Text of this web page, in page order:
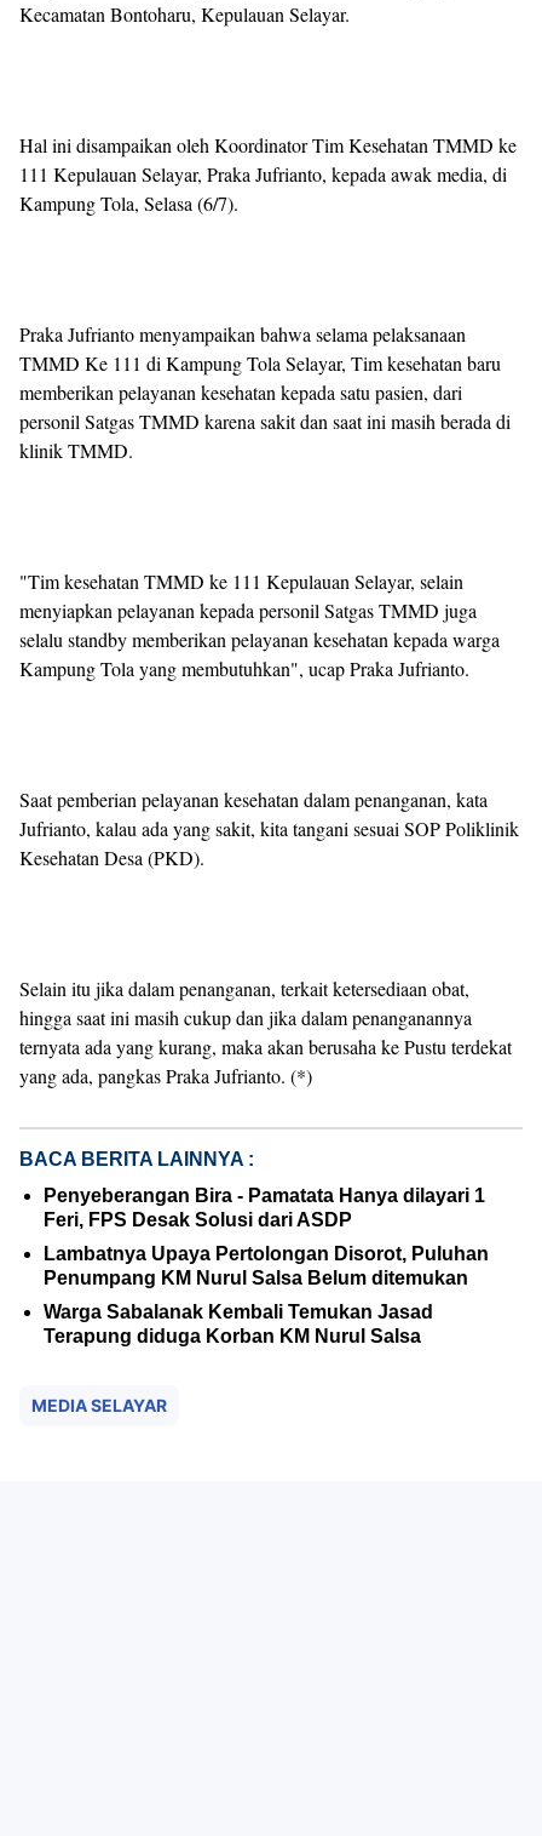
Kecamatan Bontoharu, Kepulauan Selayar.
Hal ini disampaikan oleh Koordinator Tim Kesehatan TMMD ke
111 Kepulauan Selayar, Praka Jufrianto, kepada awak media, di
Kampung Tola, Selasa (6/7).
Praka Jufrianto menyampaikan bahwa selama pelaksanaan
TMMD Ke 111 di Kampung Tola Selayar, Tim kesehatan baru
memberikan pelayanan kesehatan kepada satu pasien, dari
personil Satgas TMMD karena sakit dan saat ini masih berada di
klinik TMMD.
"Tim kesehatan TMMD ke 111 Kepulauan Selayar, selain
menyiapkan pelayanan kepada personil Satgas TMMD juga
selalu standby memberikan pelayanan kesehatan kepada warga
Kampung Tola yang membutuhkan", ucap Praka Jufrianto.
Saat pemberian pelayanan kesehatan dalam penanganan, kata
Jufrianto, kalau ada yang sakit, kita tangani sesuai SOP Poliklinik
Kesehatan Desa (PKD).
Selain itu jika dalam penanganan, terkait ketersediaan obat,
hingga saat ini masih cukup dan jika dalam penanganannya
ternyata ada yang kurang, maka akan berusaha ke Pustu terdekat
yang ada, pangkas Praka Jufrianto. (*)
BACA BERITA LAINNYA :
Penyeberangan Bira - Pamatata Hanya dilayari 1
Feri, FPS Desak Solusi dari ASDP
Lambatnya Upaya Pertolongan Disorot, Puluhan
Penumpang KM Nurul Salsa Belum ditemukan
Warga Sabalanak Kembali Temukan Jasad
Terapung diduga Korban KM Nurul Salsa
MEDIA SELAYAR